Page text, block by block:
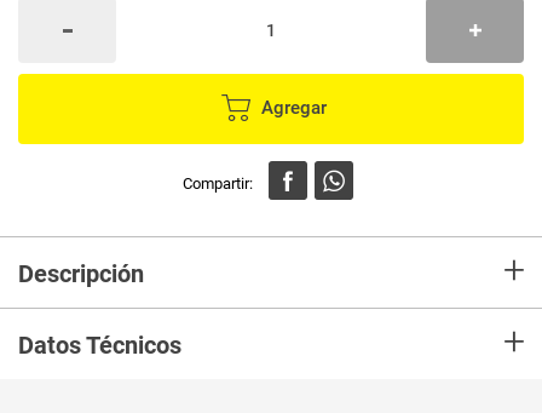
Agregar
Descripción +
Deja tu ropa increíblemente suave al tacto y facilita el
planchado. Su fragancia a manzana verde aporta una
frescura única que se siente durante todo el día.
Datos Técnicos +